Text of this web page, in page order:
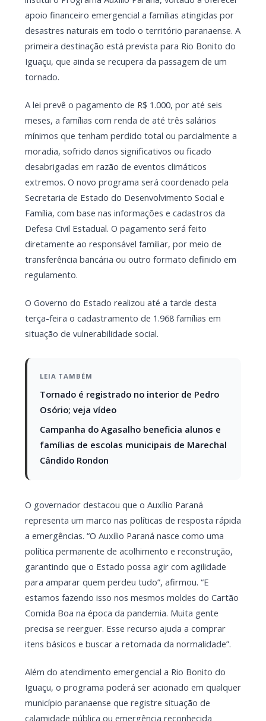
Iguaçu, que ainda se recupera da passagem de um
tornado.
A lei prevê o pagamento de R$ 1.000, por até seis
meses, a famílias com renda de até três salários
mínimos que tenham perdido total ou parcialmente a
desabrigadas em razão de eventos climáticos
Secretaria de Estado do Desenvolvimento Social e
Família, com base nas informações e cadastros da
Defesa Civil Estadual. O pagamento será feito
diretamente ao responsável familiar, por meio de
O Governo do Estado realizou até a tarde desta
terça-feira o cadastramento de 1.968 famílias em
situação de vulnerabilidade social.
LEIA TAMBÉM
Tornado é registrado no interior de Pedro
Campanha do Agasalho beneficia alunos e
famílias de escolas municipais de Marechal
Cândido Rondon
O governador destacou que o Auxílio Paraná
representa um marco nas políticas de resposta rápida
a emergências. “O Auxílio Paraná nasce como uma
garantindo que o Estado possa agir com agilidade
para amparar quem perdeu tudo”, afirmou. “E
estamos fazendo isso nos mesmos moldes do Cartão
Comida Boa na época da pandemia. Muita gente
precisa se reerguer. Esse recurso ajuda a comprar
itens básicos e buscar a retomada da normalidade”.
Além do atendimento emergencial a Rio Bonito do
Iguaçu, o programa poderá ser acionado em qualquer
município paranaense que registre situação de
oficialmente pelo Governo do Estado.
O projeto também prevê que o valor do benefício e o